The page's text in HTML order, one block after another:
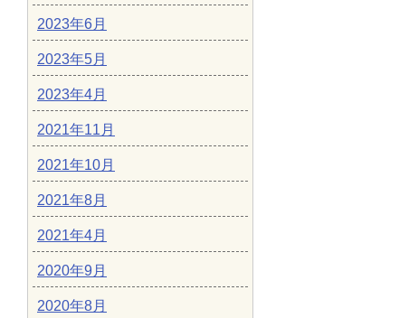
2023年6月
2023年5月
2023年4月
2021年11月
2021年10月
2021年8月
2021年4月
2020年9月
2020年8月